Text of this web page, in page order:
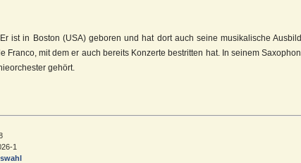
ist in Boston (USA) geboren und hat dort auch seine musikalische
mit dem er auch bereits Konzerte bestritten hat. In seinem
gehört.
1